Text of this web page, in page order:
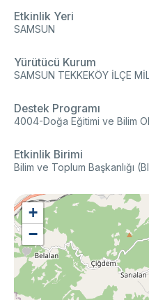
Clean Energy, Climate
Institute
National Metrology E. (UME)
Space Technologies
Photo Gallery
Etkinlik Yeri
SAMSUN
Yürütücü Kurum
SAMSUN TEKKEKÖY İLÇE
Destek Programı
4004-Doğa Eğitimi ve Bilim
Etkinlik Birimi
Bilim ve Toplum Başkanlığı
+
−